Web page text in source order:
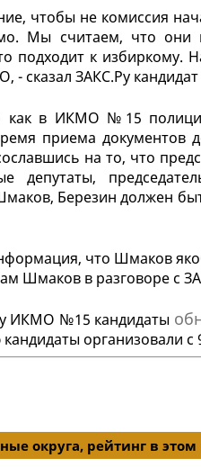
чтобы не комиссия
Мы считаем, что они
подходит к избиркому.
сказал ЗАКС.Ру
как в ИКМО №15
приема документов
на то, что
депутаты,
Березин должен
что Шмаков
Шмаков в разговоре с
у ИКМО №15 кандидаты
организовали с
округа, рейтинг в этом